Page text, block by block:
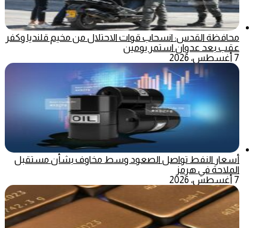
محافظة القدس: انسحاب قوات الاحتلال من مخيم قلنديا وكفر
عقب بعد عدوان استمر يومين
7 أغسطس، 2026
أسعار النفط تواصل الصعود وسط مخاوف بشأن مستقبل
الملاحة في هرمز
7 أغسطس، 2026